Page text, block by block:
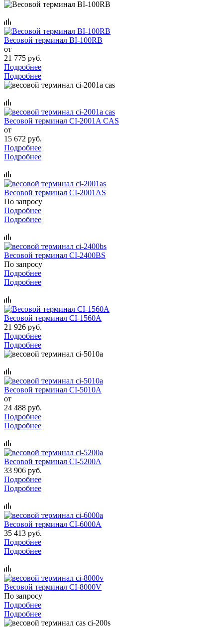
Весовой терминал BI-100RB
от
21 775 руб.
Подробнее
Подробнее
Весовой терминал CI-2001A CAS
от
15 672 руб.
Подробнее
Подробнее
Весовой терминал CI-2001AS
По запросу
Подробнее
Подробнее
Весовой терминал CI-2400BS
По запросу
Подробнее
Подробнее
Весовой терминал CI-1560A
21 926 руб.
Подробнее
Подробнее
Весовой терминал CI-5010A
от
24 488 руб.
Подробнее
Подробнее
Весовой терминал CI-5200A
33 906 руб.
Подробнее
Подробнее
Весовой терминал CI-6000A
35 413 руб.
Подробнее
Подробнее
Весовой терминал CI-8000V
По запросу
Подробнее
Подробнее